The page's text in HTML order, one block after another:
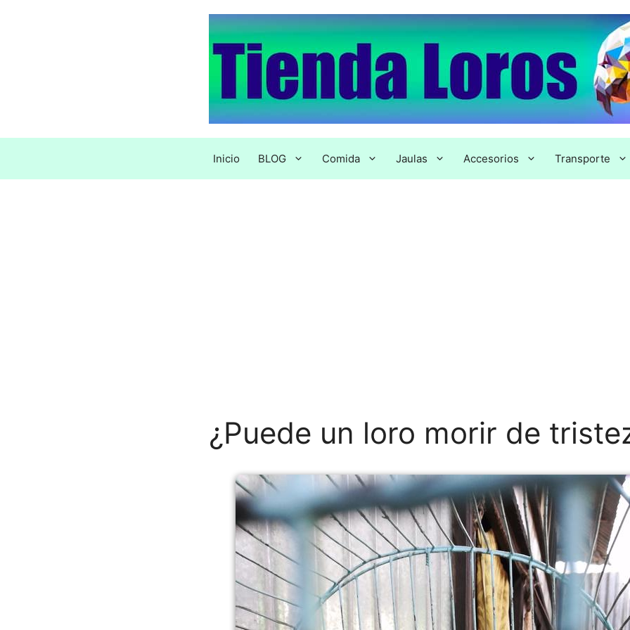
Inicio BLOG Comida Jaulas Accesorios Transporte
¿Puede un loro morir de